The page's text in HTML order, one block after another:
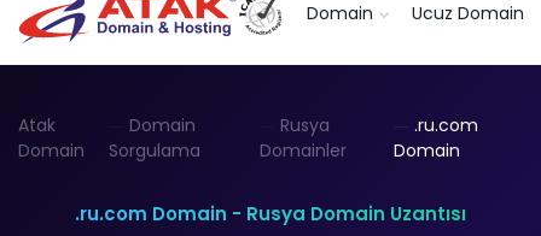
Domain Ucuz Domain
Atak
Domain
Domain
Sorgulama
Rusya
Domainler
.ru.com
Domain
.ru.com Domain - Rusya Domain Uzantısı